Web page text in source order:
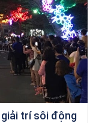
trí sôi động